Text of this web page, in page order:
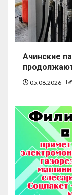
Ачинские
05.08.2026